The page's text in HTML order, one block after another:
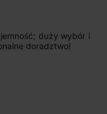
duży wybór i
doradztwo!